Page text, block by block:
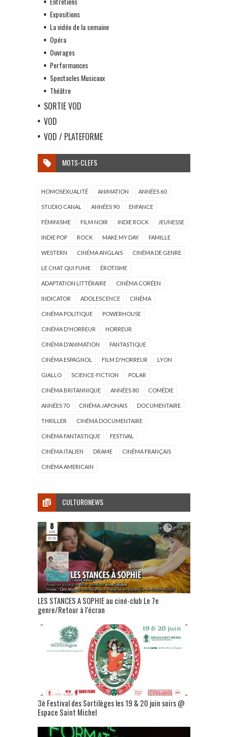
Expositions
La vidéo de la semaine
Opéra
Ouvrages
Performances
Spectacles Musicaux
Théâtre
SORTIE VOD
VOD
VOD / PLATEFORME
MOTS-CLEFS
HOMOSEXUALITÉ ANIMATION ANNÉES 60
STUDIO CANAL ANNÉES 90 ENFANCE
FÉMINISME FILM NOIR INDIE ROCK JEUNESSE
INDIE POP ROCK MAKE MY DAY FAMILLE
WESTERN CINÉMA ANGLAIS CINÉMA DE GENRE
LE CHAT QUI FUME ÉROTISME
ADAPTATION LITTÉRAIRE CINÉMA CORÉEN
INDICATOR ADOLESCENCE CINÉMA
CINÉMA POLITIQUE POWERHOUSE
CINÉMA D'HORREUR HORREUR
CINÉMA D'ANIMATION FANTASTIQUE
CINÉMA ESPAGNOL FILM D'HORREUR LYON
GIALLO SCIENCE-FICTION POLAR
CINÉMA BRITANNIQUE ANNÉES 80 COMÉDIE
ANNÉES 70 CINÉMA JAPONAIS DOCUMENTAIRE
THRILLER CINÉMA DOCUMENTAIRE
CINÉMA FANTASTIQUE FESTIVAL
CINÉMA ITALIEN DRAME CINÉMA FRANÇAIS
CINÉMA AMERICAIN
CULTURONEWS
LES STANCES A SOPHIE au ciné-club Le 7e
genre/Retour à l’écran
3è Festival des Sortilèges les 19 & 20 juin soirs @
Espace Saint Michel